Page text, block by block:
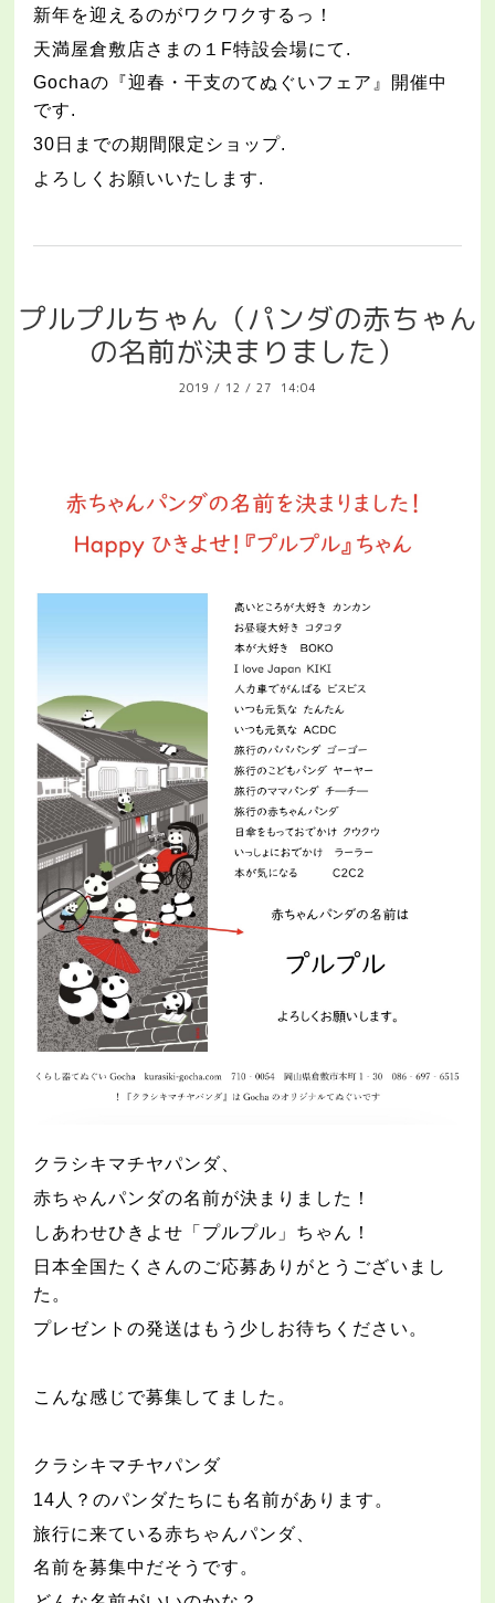
新年を迎えるのがワクワクするっ！
天満屋倉敷店さまの１ F特設会場にて .
Gochaの『迎春・干支のてぬぐいフェア』開催中
です.
30 日までの期間限定ショップ.
よろしくお願いいたします.
プルプルちゃん（パンダの赤ちゃん
の名前が決まりました）
2019 / 12 / 27 14:04
クラシキマチヤパンダ、
赤ちゃんパンダの名前が決まりました！
しあわせひきよせ「プルプル」ちゃん！
日本全国たくさんのご応募ありがとうございまし
た。
プレゼントの発送はもう少しお待ちください。
こんな感じで募集してました。
クラシキマチヤパンダ
14 人？のパンダたちにも名前があります。
旅行に来ている赤ちゃんパンダ、
名前を募集中だそうです。